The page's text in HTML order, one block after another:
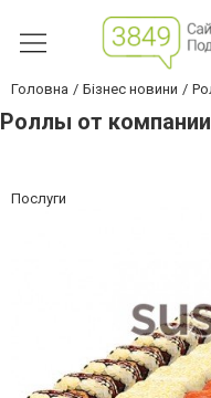
Головна Бізнес новини
Роллы от
Послуги